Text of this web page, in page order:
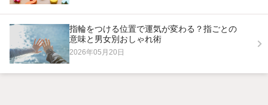
指輪をつける位置で運気が変わる？指ごとの
意味と男女別おしゃれ術
2026年05月20日